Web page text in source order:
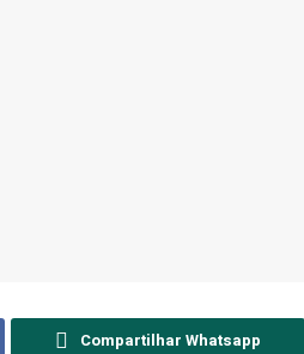
Compartilhar Whatsapp